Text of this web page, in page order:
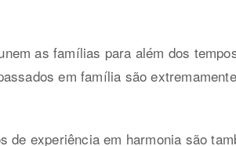
as famílias para além dos
em família são
de experiência em harmonia são